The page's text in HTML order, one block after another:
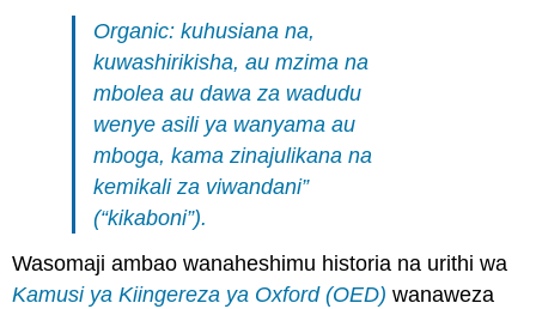
Organic: kuhusiana na,
kuwashirikisha, au mzima na
mbolea au dawa za wadudu
wenye asili ya wanyama au
mboga, kama zinajulikana na
kemikali za viwandani”
(“kikaboni”).
Wasomaji ambao wanaheshimu historia na urithi wa
Kamusi ya Kiingereza ya Oxford (OED) wanaweza